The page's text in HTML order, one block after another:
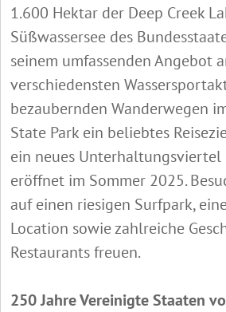
1.600 Hektar der Deep Creek
Süßwassersee des
seinem umfassenden Angebot
verschiedensten
bezaubernden Wanderwegen
State Park ein beliebtes
ein neues Unterhaltungsviertel
eröffnet im Sommer 2025.
auf einen riesigen Surfpark,
Location sowie zahlreiche
Restaurants freuen.
250 Jahre Vereinigte Staaten